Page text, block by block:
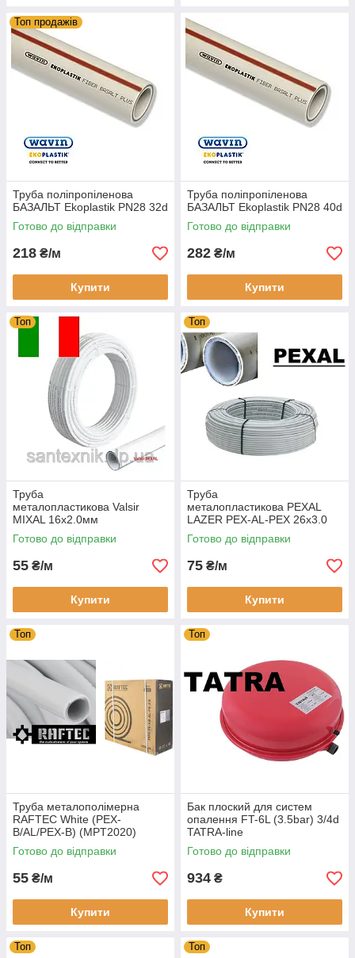
Топ продажів
Труба поліпропіленова
БАЗАЛЬТ Ekoplastik PN28 32d
Готово до відправки
218 ₴/м
Купити
Труба поліпропіленова
БАЗАЛЬТ Ekoplastik PN28 40d
Готово до відправки
282 ₴/м
Купити
Топ
Труба
металопластикова Valsir
MIXAL 16x2.0мм
Готово до відправки
55 ₴/м
Купити
Топ
Труба
металопластикова PEXAL
LAZER PEX-AL-PEX 26х3.0
мм.
Готово до відправки
75 ₴/м
Купити
Топ
Труба металополімерна
RAFTEC White (PEX-
B/AL/PEX-B) (MPT2020)
20х2.0мм
Готово до відправки
55 ₴/м
Купити
Топ
Бак плоский для систем
опалення FT-6L (3.5bar) 3/4d
TATRA-line
Готово до відправки
934 ₴
Купити
Топ Топ